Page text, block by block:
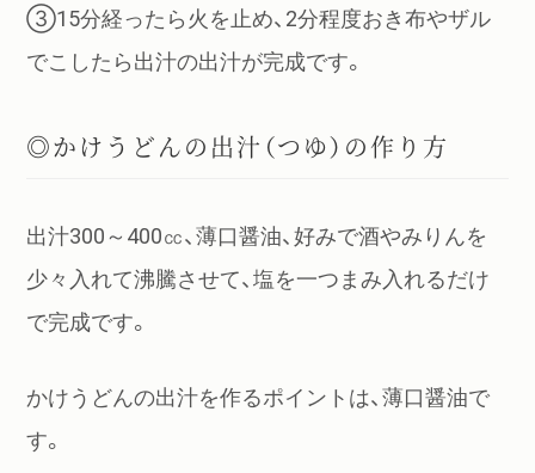
③15分経ったら火を止め、2分程度おき布やザル
でこしたら出汁の出汁が完成です。
◎かけうどんの出汁（つゆ）の作り方
出汁300～400㏄、薄口醤油、好みで酒やみりんを
少々入れて沸騰させて、塩を一つまみ入れるだけ
で完成です。
かけうどんの出汁を作るポイントは、薄口醤油で
す。